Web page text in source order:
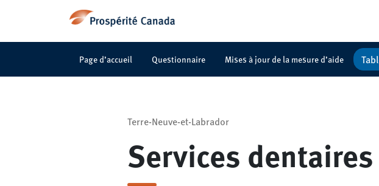
Page d’accueil Questionnaire Mises à jour de la mesure d’aide
Terre-Neuve-et-Labrador
Services dentaires